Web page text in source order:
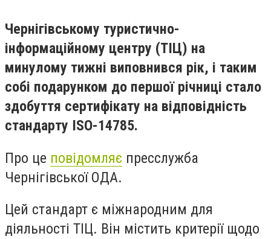
Чернігівському туристично-
інформаційному центру (ТІЦ) на
минулому тижні виповнився рік, і таким
собі подарунком до першої річниці стало
здобуття сертифікату на відповідність
стандарту ISO-14785.
Про це повідомляє пресслужба
Чернігівської ОДА.
Цей стандарт є міжнародним для
діяльності ТІЦ. Він містить критерії щодо